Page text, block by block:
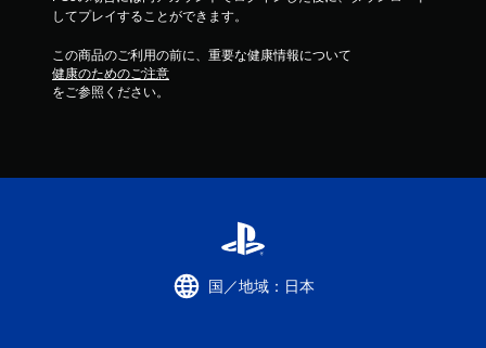
してプレイすることができます。
この商品のご利用の前に、重要な健康情報について
健康のためのご注意
をご参照ください。
国／地域：日本